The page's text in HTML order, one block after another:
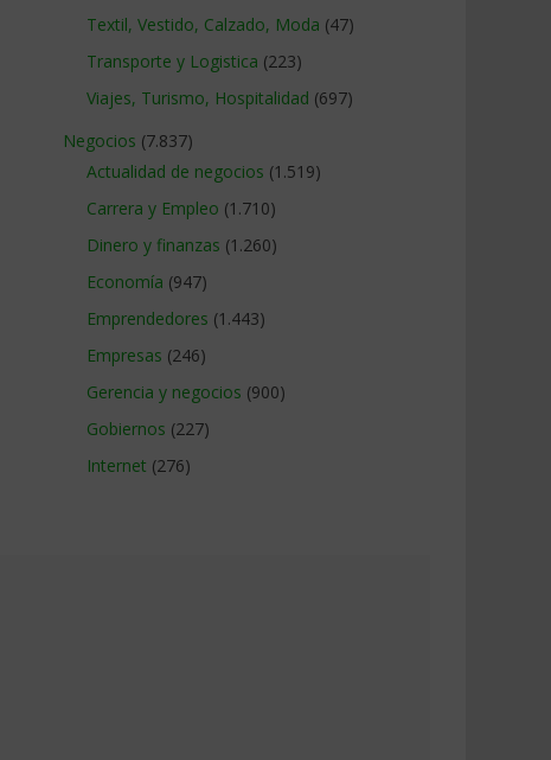
Textil, Vestido, Calzado, Moda (47)
Transporte y Logistica (223)
Viajes, Turismo, Hospitalidad (697)
Negocios (7.837)
Actualidad de negocios (1.519)
Carrera y Empleo (1.710)
Dinero y finanzas (1.260)
Economía (947)
Emprendedores (1.443)
Empresas (246)
Gerencia y negocios (900)
Gobiernos (227)
Internet (276)